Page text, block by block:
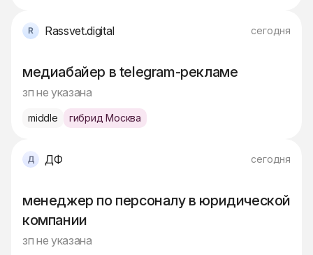
Rassvet.digital сегодня
медиабайер в telegram-рекламе
зп не указана
middle гибрид Москва
ДФ сегодня
менеджер по персоналу в юридической
компании
зп не указана